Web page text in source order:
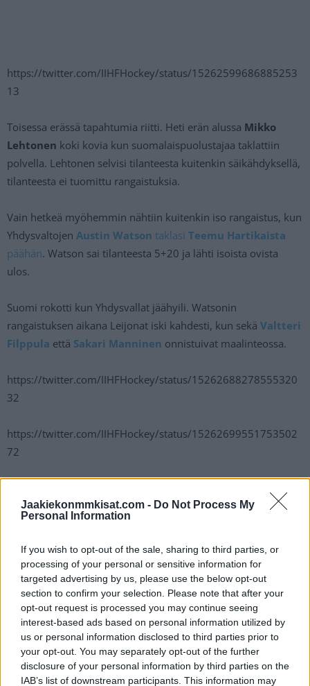
Jaakiekonmmkisat.com - Do Not Process My
Personal Information
If you wish to opt-out of the sale, sharing to third parties, or
processing of your personal or sensitive information for
targeted advertising by us, please use the below opt-out
section to confirm your selection. Please note that after your
opt-out request is processed you may continue seeing
interest-based ads based on personal information utilized by
us or personal information disclosed to third parties prior to
your opt-out. You may separately opt-out of the further
disclosure of your personal information by third parties on the
IAB’s list of downstream participants. This information may
https://twitter.com/IIHFHockey/status/15262599686885253
13
Toisessa erässä tapahtumia riitti. Heti erän alussa Mikko
Lehtonen koki kovia kun suomalaispuolustajaa taklattiin
polvella. Lehtonen selvisi tilanteesta kuitenkin säikähdyksellä,
tilanteesta ei tuomittu rangaistuksia.
Vain hetkeä myöhemmin nähtiin kuitenkin iso rangaistus, kun
Yhdysvaltojen Austin Watson taklasi Teemu Hartikaista
päähän. Watson sai tilanteesta 5+20 ja lähti isoista ovista
ulos.
Suomi rokotti kun Yhdysvallat jäähyili. Watsonin
rangaistuksen aikana Leijonat iski kahdesti, kun sekä Valtteri
Filppula että Sakari Manninen onnistuivat maalinteossa.
https://twitter.com/IIHFHockey/status/15262688278555320
32
https://twitter.com/IIHFHockey/status/15262699551753502
72
Lehtonentoimitti kiekkoa maalille jalaukaus upposi suoraan
Yhdysvaltojen maaliin. Lehtosen osuman jälkeen toisessa
Suomen johtaessa 4-0.
https://twitter.com/HockeyNewsHub/status/1526273360610
709504
Kolmas erä oli USA:n hallintaa. Se sai ottelun hallinnan
itselleen ja pääsi vyörymään peliä Leijonien päätyyn. Jussi